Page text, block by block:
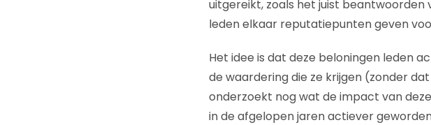
uitgereikt, zoals het juist
leden elkaar reputatiepunten geven
Het idee is dat deze beloningen leden
de waardering die ze krijgen (zonder
onderzoekt nog wat de impact van
in de afgelopen jaren actiever